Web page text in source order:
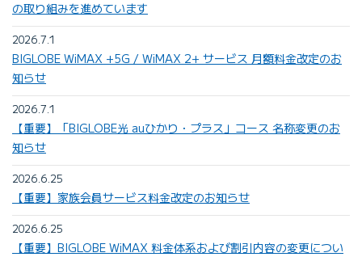
の取り組みを進めています
2026.7.1
BIGLOBE WiMAX +5G / WiMAX 2+ サービス 月額料金改定のお
知らせ
2026.7.1
【重要】「BIGLOBE光 auひかり・プラス」コース 名称変更のお
知らせ
2026.6.25
【重要】家族会員サービス料金改定のお知らせ
2026.6.25
【重要】BIGLOBE WiMAX 料金体系および割引内容の変更につい